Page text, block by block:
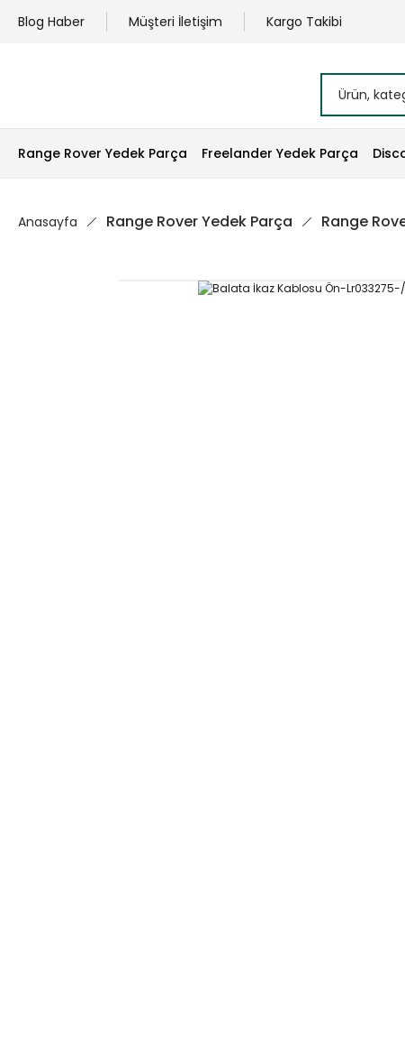
Blog Haber Müşteri İletişim Kargo Takibi
Range Rover Yedek Parça Freelander Yedek Parça
Anasayfa Range Rover Yedek Parça Range